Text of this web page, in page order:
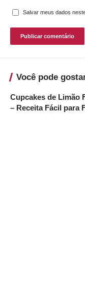
Salvar meus dados
Você pode
Cupcakes de Limão
– Receita Fácil para